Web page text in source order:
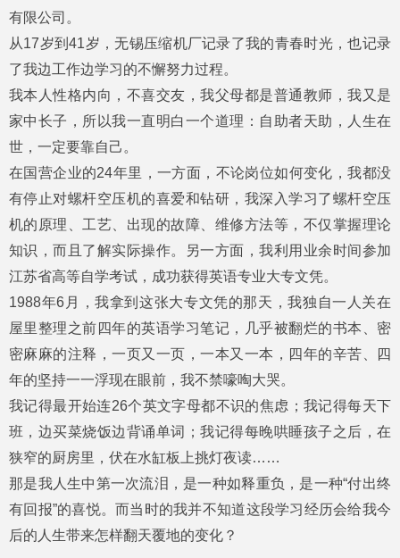
有限公司。
从17岁到41岁，无锡压缩机厂记录了我的青春时光，也记录
了我边工作边学习的不懈努力过程。
我本人性格内向，不喜交友，我父母都是普通教师，我又是
家中长子，所以我一直明白一个道理：自助者天助，人生在
世，一定要靠自己。
在国营企业的24年里，一方面，不论岗位如何变化，我都没
有停止对螺杆空压机的喜爱和钻研，我深入学习了螺杆空压
机的原理、工艺、出现的故障、维修方法等，不仅掌握理论
知识，而且了解实际操作。另一方面，我利用业余时间参加
江苏省高等自学考试，成功获得英语专业大专文凭。
1988年6月，我拿到这张大专文凭的那天，我独自一人关在
屋里整理之前四年的英语学习笔记，几乎被翻烂的书本、密
密麻麻的注释，一页又一页，一本又一本，四年的辛苦、四
年的坚持一一浮现在眼前，我不禁嚎啕大哭。
我记得最开始连26个英文字母都不识的焦虑；我记得每天下
班，边买菜烧饭边背诵单词；我记得每晚哄睡孩子之后，在
狭窄的厨房里，伏在水缸板上挑灯夜读……
那是我人生中第一次流泪，是一种如释重负，是一种“付出终
有回报”的喜悦。而当时的我并不知道这段学习经历会给我今
后的人生带来怎样翻天覆地的变化？